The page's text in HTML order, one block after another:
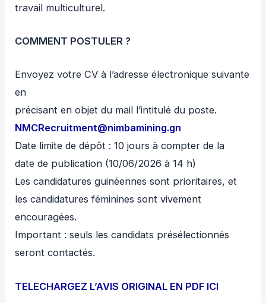
travail multiculturel.
COMMENT POSTULER ?
Envoyez votre CV à l’adresse électronique suivante
en
précisant en objet du mail l’intitulé du poste.
NMCRecruitment@nimbamining.gn
Date limite de dépôt : 10 jours à compter de la
date de publication (10/06/2026 à 14 h)
Les candidatures guinéennes sont prioritaires, et
les candidatures féminines sont vivement
encouragées.
Important : seuls les candidats présélectionnés
seront contactés.
TELECHARGEZ L’AVIS ORIGINAL EN PDF ICI